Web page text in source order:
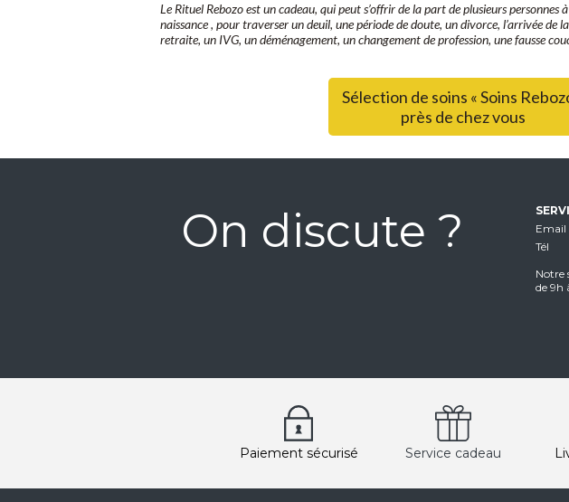
Le Rituel Rebozo est un cadeau, qui peut s’offrir de la part de plusieurs personnes
naissance , pour traverser un deuil, une période de doute, un divorce, l’arrivée de
retraite, un IVG, un déménagement, un changement de profession, une fausse
Sélection de soins « Soins
près de chez vous
On discute ?
Email
Tél
Notre
de 9h
Paiement sécurisé Service cadeau